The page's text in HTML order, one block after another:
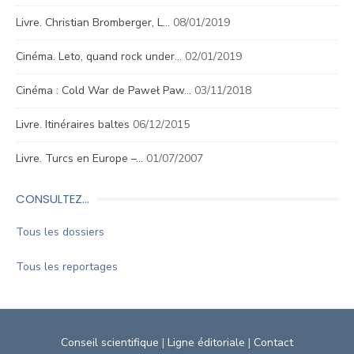
Livre. Christian Bromberger, L… 08/01/2019
Cinéma. Leto, quand rock under… 02/01/2019
Cinéma : Cold War de Paweł Paw… 03/11/2018
Livre. Itinéraires baltes 06/12/2015
Livre. Turcs en Europe –… 01/07/2007
CONSULTEZ…
Tous les dossiers
Tous les reportages
Conseil scientifique | Ligne éditoriale | Contact